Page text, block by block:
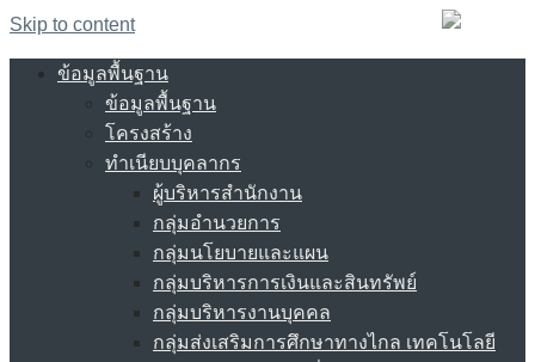
Skip to content
ข้อมูลพื้นฐาน
ข้อมูลพื้นฐาน
โครงสร้าง
ทำเนียบบุคลากร
ผู้บริหารสำนักงาน
กลุ่มอำนวยการ
กลุ่มนโยบายและแผน
กลุ่มบริหารการเงินและสินทรัพย์
กลุ่มบริหารงานบุคคล
กลุ่มส่งเสริมการศึกษาทางไกล เทคโนโลยี